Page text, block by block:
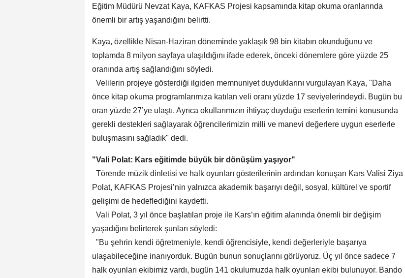
Eğitim Müdürü Nevzat Kaya, KAFKAS Projesi kapsamında kitap okuma oranlarında
önemli bir artış yaşandığını belirtti.
Kaya, özellikle Nisan-Haziran döneminde yaklaşık 98 bin kitabın okunduğunu ve
toplamda 8 milyon sayfaya ulaşıldığını ifade ederek, önceki dönemlere göre yüzde 25
oranında artış sağlandığını söyledi.
Velilerin projeye gösterdiği ilgiden memnuniyet duyduklarını vurgulayan Kaya, "Daha
önce kitap okuma programlarımıza katılan veli oranı yüzde 17 seviyelerindeydi. Bugün bu
oran yüzde 27’ye ulaştı. Ayrıca okullarımızın ihtiyaç duyduğu eserlerin temini konusunda
gerekli destekleri sağlayarak öğrencilerimizin milli ve manevi değerlere uygun eserlerle
buluşmasını sağladık" dedi.
"Vali Polat: Kars eğitimde büyük bir dönüşüm yaşıyor"
Törende müzik dinletisi ve halk oyunları gösterilerinin ardından konuşan Kars Valisi Ziya
Polat, KAFKAS Projesi’nin yalnızca akademik başarıyı değil, sosyal, kültürel ve sportif
gelişimi de hedeflediğini kaydetti.
Vali Polat, 3 yıl önce başlatılan proje ile Kars’ın eğitim alanında önemli bir değişim
yaşadığını belirterek şunları söyledi:
"Bu şehrin kendi öğretmeniyle, kendi öğrencisiyle, kendi değerleriyle başarıya
ulaşabileceğine inanıyorduk. Bugün bunun sonuçlarını görüyoruz. Üç yıl önce sadece 7
halk oyunları ekibimiz vardı, bugün 141 okulumuzda halk oyunları ekibi bulunuyor. Bando